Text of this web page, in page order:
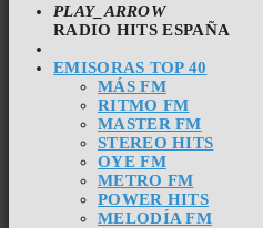
PLAY_ARROW
RADIO HITS ESPAÑA
EMISORAS TOP 40
MÁS FM
RITMO FM
MASTER FM
STEREO HITS
OYE FM
METRO FM
POWER HITS
MELODÍA FM